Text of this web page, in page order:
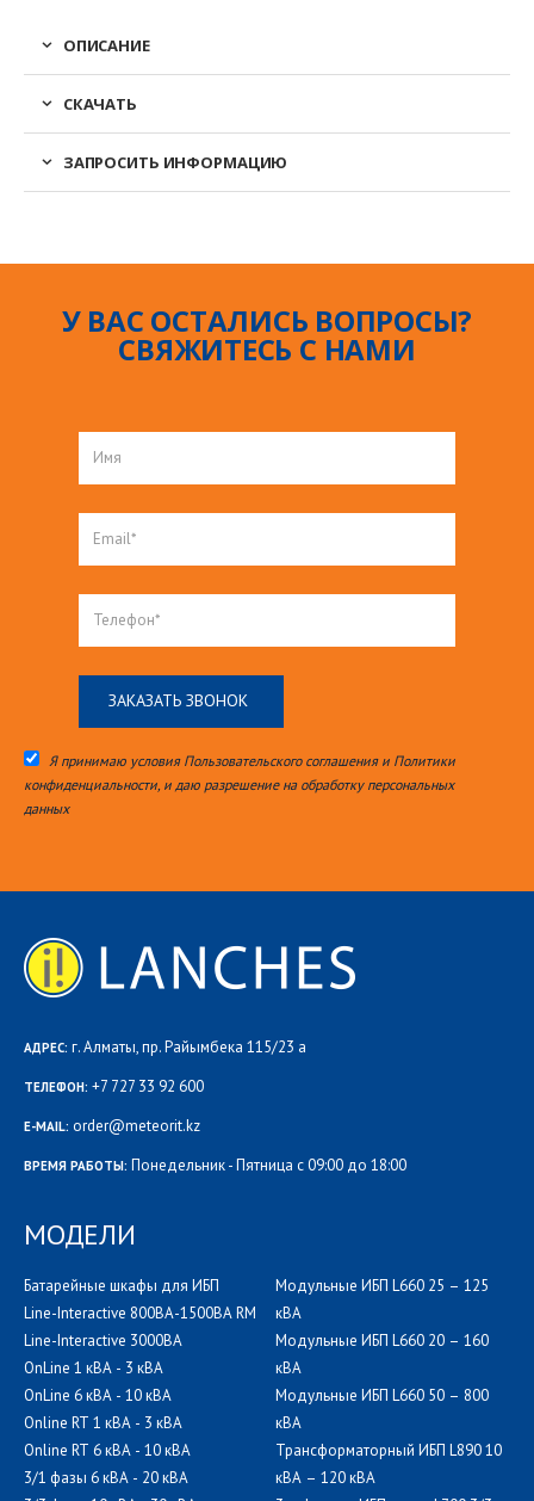
ОПИСАНИЕ
СКАЧАТЬ
ЗАПРОСИТЬ ИНФОРМАЦИЮ
У ВАС ОСТАЛИСЬ ВОПРОСЫ?
СВЯЖИТЕСЬ С НАМИ
Я принимаю условия Пользовательского соглашения и Политики
конфиденциальности, и даю разрешение на обработку персональных
данных
АДРЕС: г. Алматы, пр. Райымбека 115/23 а
ТЕЛЕФОН: +7 727 33 92 600
E-MAIL: order@meteorit.kz
ВРЕМЯ РАБОТЫ: Понедельник - Пятница с 09:00 до 18:00
МОДЕЛИ
Батарейные шкафы для ИБП
Line-Interactive 800ВА-1500ВА RM
Line-Interactive 3000ВА
OnLine 1 кВА - 3 кВА
OnLine 6 кВА - 10 кВА
Online RT 1 кВА - 3 кВА
Online RT 6 кВА - 10 кВА
3/1 фазы 6 кВА - 20 кВА
Модульные ИБП L660 25 – 125
кВА
Модульные ИБП L660 20 – 160
кВА
Модульные ИБП L660 50 – 800
кВА
Трансформаторный ИБП L890 10
кВА – 120 кВА